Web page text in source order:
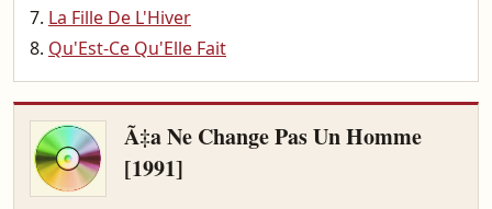
La Fille De L'Hiver
Qu'Est-Ce Qu'Elle Fait
Ã‡a Ne Change Pas Un Homme
[1991]